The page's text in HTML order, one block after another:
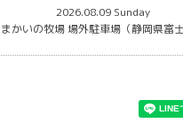
2026.08.09 Sunday
かいの牧場 場外駐車場（静岡県富